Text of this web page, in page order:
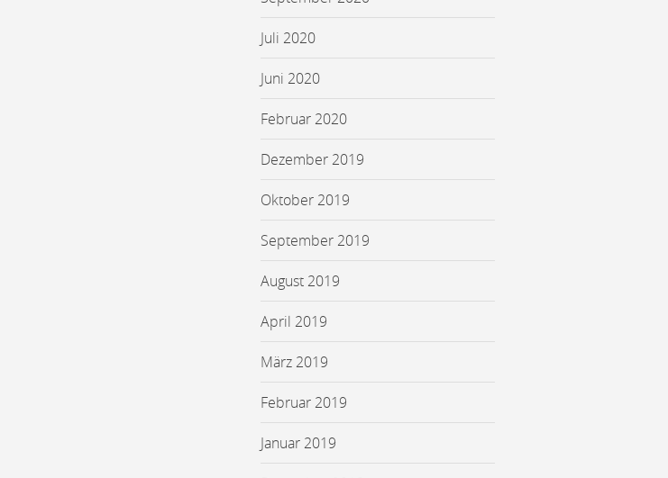
Juli 2020
Juni 2020
Februar 2020
Dezember 2019
Oktober 2019
September 2019
August 2019
April 2019
März 2019
Februar 2019
Januar 2019